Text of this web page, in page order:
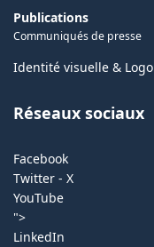
Publications
Communiqués de presse
Identité visuelle & Logo
Réseaux sociaux
Facebook
Twitter - X
YouTube
">
LinkedIn